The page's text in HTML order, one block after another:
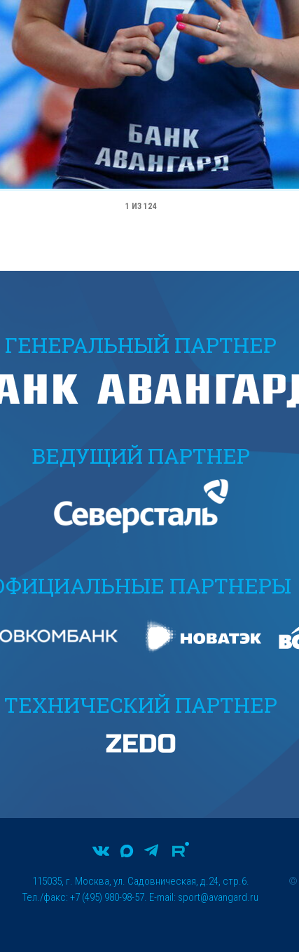
1 ИЗ 124
ГЕНЕРАЛЬНЫЙ ПАРТНЕР
ВЕДУЩИЙ ПАРТНЕР
ПАРТНЕРЫ
ТЕХНИЧЕСКИЙ ПАРТНЕР
115035, г. Москва, ул. Садовническая, д.24, стр.6.
Тел./факс: +7 (495) 980-98-57. E-mail: sport@avangard.ru
©